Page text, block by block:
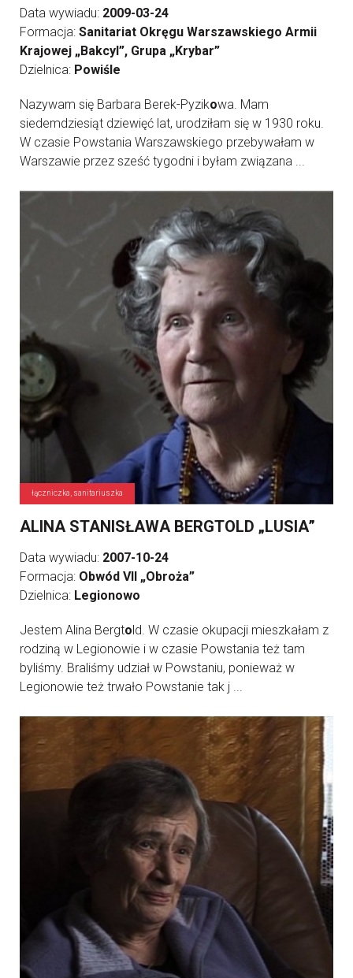
Data wywiadu: 2009-03-24
Formacja: Sanitariat Okręgu Warszawskiego Armii
Krajowej „Bakcyl”, Grupa „Krybar”
Dzielnica: Powiśle
Nazywam się Barbara Berek-Pyzikowa. Mam
siedemdziesiąt dziewięć lat, urodziłam się w 1930 roku.
W czasie Powstania Warszawskiego przebywałam w
Warszawie przez sześć tygodni i byłam związana ...
łączniczka, sanitariuszka
ALINA STANISŁAWA BERGTOLD „LUSIA”
Data wywiadu: 2007-10-24
Formacja: Obwód VII „Obroża”
Dzielnica: Legionowo
Jestem Alina Bergto ld. W czasie okupacji mieszkałam z
rodziną w Legionowie i w czasie Powstania też tam
byliśmy. Braliśmy udział w Powstaniu, ponieważ w
Legionowie też trwało Powstanie tak j ...